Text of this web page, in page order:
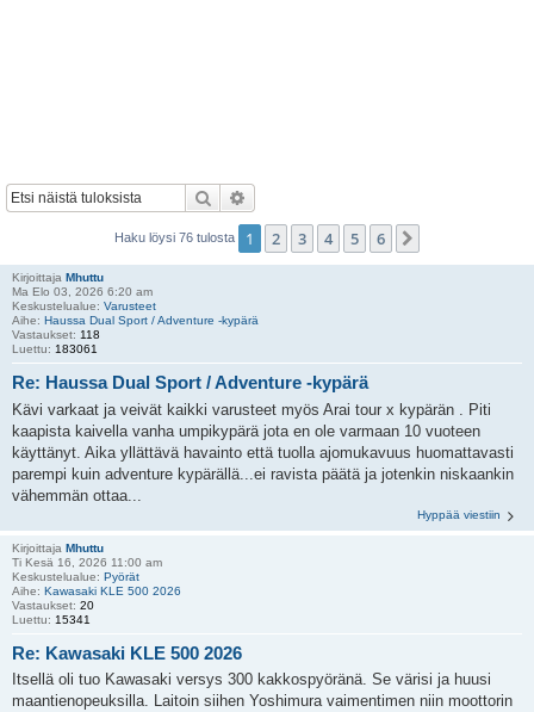
Etsi
Haku löysi 76 tulosta 1 2 3 4 5 6
Kirjoittaja Mhuttu
Ma Elo 03, 2026 6:20 am
Keskustelualue: Varusteet
Aihe: Haussa Dual Sport / Adventure -kypärä
Vastaukset: 118
Luettu: 183061
Re: Haussa Dual Sport / Adventure -kypärä
Kävi varkaat ja veivät kaikki varusteet myös Arai tour x kypärän . Piti
kaapista kaivella vanha umpikypärä jota en ole varmaan 10 vuoteen
käyttänyt. Aika yllättävä havainto että tuolla ajomukavuus huomattavasti
parempi kuin adventure kypärällä...ei ravista päätä ja jotenkin niskaankin
vähemmän ottaa...
Hyppää viestiin
Kirjoittaja Mhuttu
Ti Kesä 16, 2026 11:00 am
Keskustelualue: Pyörät
Aihe: Kawasaki KLE 500 2026
Vastaukset: 20
Luettu: 15341
Re: Kawasaki KLE 500 2026
Itsellä oli tuo Kawasaki versys 300 kakkospyöränä. Se värisi ja huusi
maantienopeuksilla. Laitoin siihen Yoshimura vaimentimen niin moottorin